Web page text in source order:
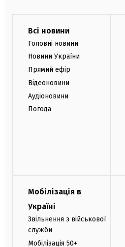
Всі новини
Головні новини
Новини України
Прямий ефір
Відеоновини
Аудіоновини
Погода
Мобілізація в
Україні
Звільнення з військової
служби
Мобілізація 50+